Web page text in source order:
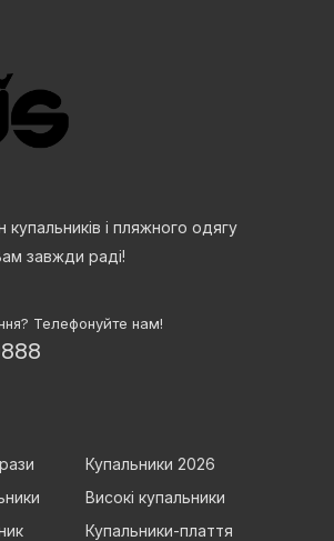
купальників і пляжного одягу
завжди раді!
Телефонуйте нам!
Купальники 2026
Високі купальники
Купальники-плаття